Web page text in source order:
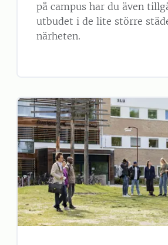
på campus har du även
utbudet i de lite större
närheten.